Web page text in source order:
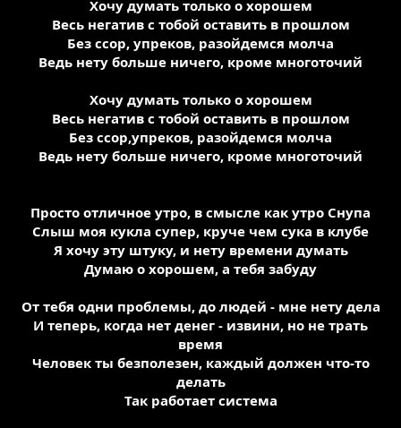
Хочу думать только о хорошем
Весь негатив с тобой оставить в прошлом
Без ссор, упреков, разойдемся молча
Ведь нету больше ничего, кроме многоточий
Хочу думать только о хорошем
Весь негатив с тобой оставить в прошлом
Без ссор,упреков, разойдемся молча
Ведь нету больше ничего, кроме многоточий
Просто отличное утро, в смысле как утро Снупа
Слыш моя кукла супер, круче чем сука в клубе
Я хочу эту штуку, и нету времени думать
Думаю о хорошем, а тебя забуду
От тебя одни проблемы, до людей - мне нету дела
И теперь, когда нет денег - извини, но не трать
время
Человек ты безполезен, каждый должен что-то
делать
Так работает система